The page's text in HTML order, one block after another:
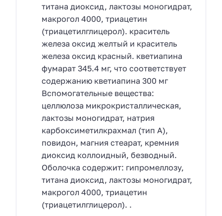
титана диоксид, лактозы моногидрат,
макрогол 4000, триацетин
(триацетилглицерол). краситель
железа оксид желтый и краситель
железа оксид красный. кветиапина
фумарат 345.4 мг, что соответствует
содержанию кветиапина 300 мг
Вспомогательные вещества:
целлюлоза микрокристаллическая,
лактозы моногидрат, натрия
карбоксиметилкрахмал (тип А),
повидон, магния стеарат, кремния
диоксид коллоидный, безводный.
Оболочка содержит: гипромеллозу,
титана диоксид, лактозы моногидрат,
макрогол 4000, триацетин
(триацетилглицерол). .